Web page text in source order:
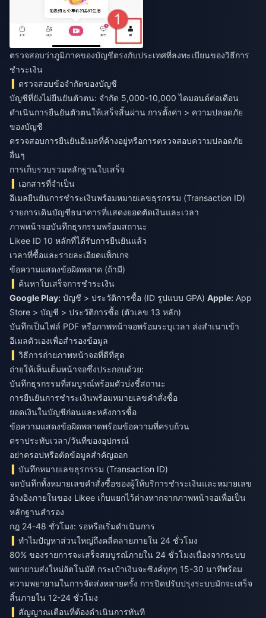
ตรวจสอบว่าภูมิภาคของบัญชีตรงกับประเทศที่ลงทะเบียนของวิธีการ
ชำระเงิน
ตรวจสอบข้อจำกัดของบัญชี
บัญชีที่ยังไม่ยืนยันตัวตน: จำกัด 5,000-10,000 ไดมอนด์ต่อเดือน
ดำเนินการยืนยันตัวตนให้เสร็จสิ้นผ่าน การตั้งค่า > ความปลอดภัย
ของบัญชี
ตรวจสอบการยืนยันอีเมลที่ค้างอยู่หรือการตรวจสอบความปลอดภัย
อื่นๆ
การเก็บรวบรวมหลักฐานใบเสร็จ
เอกสารที่จำเป็น
อีเมลยืนยันการชำระเงินพร้อมหมายเลขธุรกรรม (Transaction ID)
รายการเดินบัญชีธนาคารที่แสดงยอดตัดเงินและเวลา
ภาพหน้าจอบันทึกธุรกรรมพร้อมสถานะ
Likee ID 10 หลักที่ได้รับการยืนยันแล้ว
เวลาที่ซื้อและรายละเอียดแพ็กเกจ
ข้อความแสดงข้อผิดพลาด (ถ้ามี)
ค้นหาใบเสร็จการชำระเงิน
Google Play: บัญชี > ประวัติการซื้อ (ID รูปแบบ GPA) Apple: App
Store > บัญชี > ประวัติการซื้อ (ตัวเลข 13 หลัก)
บันทึกเป็นไฟล์ PDF หรือภาพหน้าจอพร้อมระบุเวลา ส่งสำเนาเข้า
อีเมลตัวเองเพื่อสำรองข้อมูล
วิธีการถ่ายภาพหน้าจอที่ดีที่สุด
ถ่ายให้เห็นเต็มหน้าจอซึ่งประกอบด้วย:
บันทึกธุรกรรมที่สมบูรณ์พร้อมตัวบ่งชี้สถานะ
การยืนยันการชำระเงินพร้อมหมายเลขคำสั่งซื้อ
ยอดเงินในบัญชีก่อนและหลังการซื้อ
ข้อความแสดงข้อผิดพลาดพร้อมข้อความที่ครบถ้วน
ตราประทับเวลา/วันที่ของอุปกรณ์
อย่าครอปหรือตัดข้อมูลสำคัญออก
บันทึกหมายเลขธุรกรรม (Transaction ID)
จดบันทึกทั้งหมายเลขคำสั่งซื้อของผู้ให้บริการชำระเงินและหมายเลข
อ้างอิงภายในของ Likee เก็บแยกไว้ต่างหากจากภาพหน้าจอเพื่อเป็น
หลักฐานสำรอง
กฎ 24-48 ชั่วโมง: รอหรือเริ่มดำเนินการ
ทำไมปัญหาส่วนใหญ่ถึงคลี่คลายภายใน 24 ชั่วโมง
80% ของรายการจะเสร็จสมบูรณ์ภายใน 24 ชั่วโมงเนื่องจากระบบ
พยายามส่งใหม่อัตโนมัติ กระเป๋าเงินจะซิงค์ทุกๆ 15-30 นาทีพร้อม
ความพยายามในการจัดส่งหลายครั้ง การปิดปรับปรุงระบบมักจะเสร็จ
สิ้นภายใน 12-24 ชั่วโมง
สัญญาณเตือนที่ต้องดำเนินการทันที